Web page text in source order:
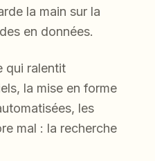
la main sur la
en données.
qui ralentit
la mise en forme
les
mal : la recherche